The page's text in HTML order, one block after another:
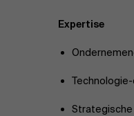
Supply Chain
Sustainable
Expertise
Strategische